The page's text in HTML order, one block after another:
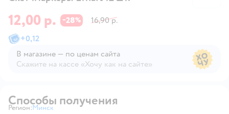
12,00 р. −28%
16,90 р.
+0,12
В магазине — по ценам сайта
Скажите на кассе «Хочу как на сайте»
Способы получения
Регион: Выбор адреса доставки.
Минск